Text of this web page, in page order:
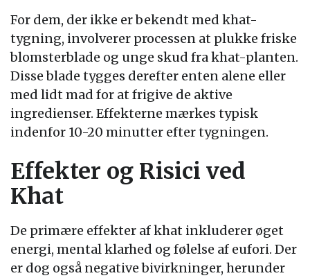
For dem, der ikke er bekendt med khat-
tygning, involverer processen at plukke friske
blomsterblade og unge skud fra khat-planten.
Disse blade tygges derefter enten alene eller
med lidt mad for at frigive de aktive
ingredienser. Effekterne mærkes typisk
indenfor 10-20 minutter efter tygningen.
Effekter og Risici ved
Khat
De primære effekter af khat inkluderer øget
energi, mental klarhed og følelse af eufori. Der
er dog også negative bivirkninger, herunder